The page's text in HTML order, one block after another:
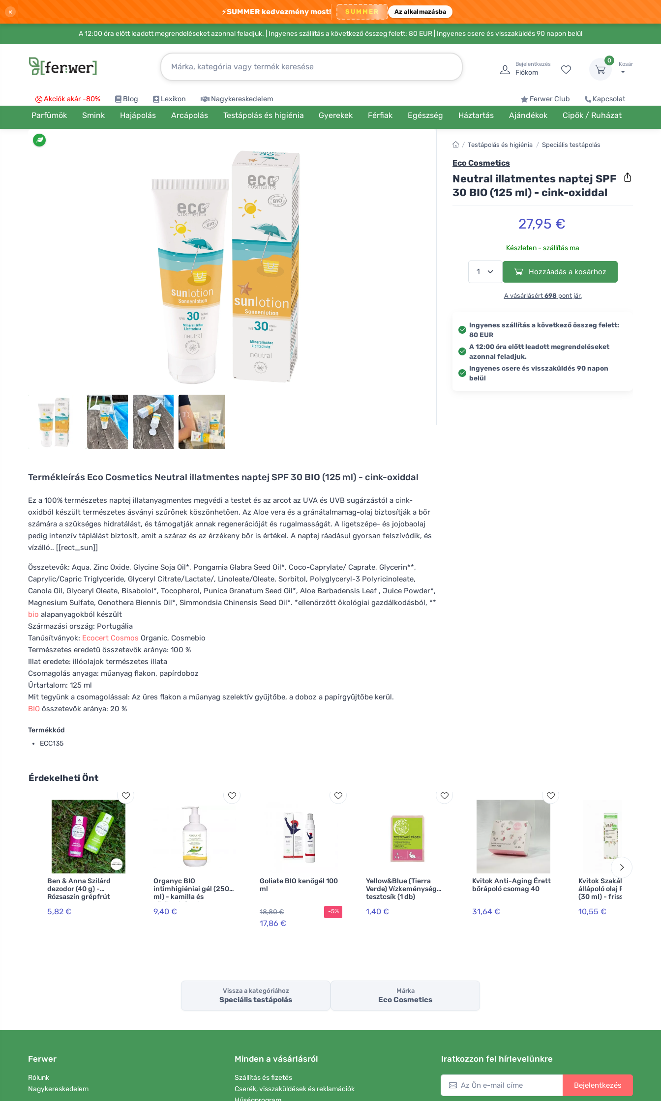
× ⚡SUMMER kedvezmény most! SUMMER Az alkalmazásba
A 12:00 óra előtt leadott megrendeléseket azonnal feladjuk. | Ingyenes szállítás a következő összeg felett: 80 EUR | Ingyenes csere és visszaküldés 90 napon belül
Bejelentkezés
Fiókom
0
Kosár
Akciók akár -80% Blog Lexikon Nagykereskedelem Ferwer Club Kapcsolat
Parfümök Smink Hajápolás Arcápolás Testápolás és higiénia Gyerekek Férfiak Egészség Háztartás Ajándékok Cipők / Ruházat
Termékleírás Eco Cosmetics Neutral illatmentes naptej SPF 30 BIO (125 ml) - cink-oxiddal
Ez a 100% természetes naptej illatanyagmentes megvédi a testet és az arcot az UVA és UVB sugárzástól a cink-
oxidból készült természetes ásványi szűrőnek köszönhetően. Az Aloe vera és a gránátalmamag-olaj biztosítják a bőr
számára a szükséges hidratálást, és támogatják annak regenerációját és rugalmasságát. A ligetszépe- és jojobaolaj
pedig intenzív táplálást biztosít, amit a száraz és az érzékeny bőr is értékel. A naptej ráadásul gyorsan felszívódik, és
vízálló.. [[rect_sun]]
Összetevők: Aqua, Zinc Oxide, Glycine Soja Oil*, Pongamia Glabra Seed Oil*, Coco-Caprylate/ Caprate, Glycerin**,
Caprylic/Capric Triglyceride, Glyceryl Citrate/Lactate/, Linoleate/Oleate, Sorbitol, Polyglyceryl-3 Polyricinoleate,
Canola Oil, Glyceryl Oleate, Bisabolol*, Tocopherol, Punica Granatum Seed Oil*, Aloe Barbadensis Leaf , Juice Powder*,
Magnesium Sulfate, Oenothera Biennis Oil*, Simmondsia Chinensis Seed Oil*. *ellenőrzött ökológiai gazdálkodásból, **
bio alapanyagokból készült
Származási ország: Portugália
Tanúsítványok: Ecocert Cosmos Organic, Cosmebio
Természetes eredetű összetevők aránya: 100 %
Illat eredete: illóolajok természetes illata
Csomagolás anyaga: műanyag flakon, papírdoboz
Űrtartalom: 125 ml
Mit tegyünk a csomagolással: Az üres flakon a műanyag szelektív gyűjtőbe, a doboz a papírgyűjtőbe kerül.
BIO összetevők aránya: 20 %
Termékkód
ECC135
/ Testápolás és higiénia / Speciális testápolás
Eco Cosmetics
Neutral illatmentes naptej SPF
30 BIO (125 ml) - cink-oxiddal
27,95 €
Készleten - szállítás ma
Hozzáadás a kosárhoz
A vásárlásért 698pont jár.
Ingyenes szállítás a következő összeg felett:
80 EUR
A 12:00 óra előtt leadott megrendeléseket
azonnal feladjuk.
Ingyenes csere és visszaküldés 90 napon
belül
Érdekelheti Önt
Ben & Anna Szilárd
dezodor (40 g) -
Rózsaszín grépfrút
5,82 €
Organyc BIO
intimhigiéniai gél (250
ml) - kamilla és
körömvirág kivonattal
9,40 €
Goliate BIO kenőgél 100
ml
18,80 €
17,86 €
-5%
Yellow&Blue (Tierra
Verde) Vízkeménység
tesztcsík (1 db)
1,40 €
Kvitok Anti-Aging Érett
bőrápoló csomag 40
31,64 €
Kvitok Szakáll- és
állápoló olaj Plnovous
(30 ml) - friss illattal
10,55 €
Vissza a kategóriához
Speciális testápolás
Márka
Eco Cosmetics
Ferwer
Rólunk
Nagykereskedelem
Minden a vásárlásról
Szállítás és fizetés
Cserék, visszaküldések és reklamációk
Iratkozzon fel hírlevelünkre
Bejelentkezés